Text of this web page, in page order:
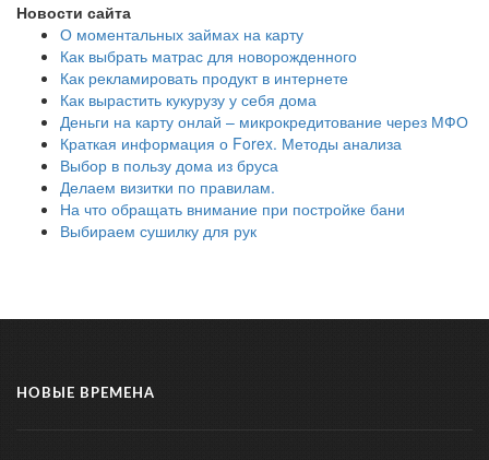
Новости сайта
О моментальных займах на карту
Как выбрать матрас для новорожденного
Как рекламировать продукт в интернете
Как вырастить кукурузу у себя дома
Деньги на карту онлай – микрокредитование через МФО
Краткая информация о Forex. Методы анализа
Выбор в пользу дома из бруса
Делаем визитки по правилам.
На что обращать внимание при постройке бани
Выбираем сушилку для рук
НОВЫЕ ВРЕМЕНА